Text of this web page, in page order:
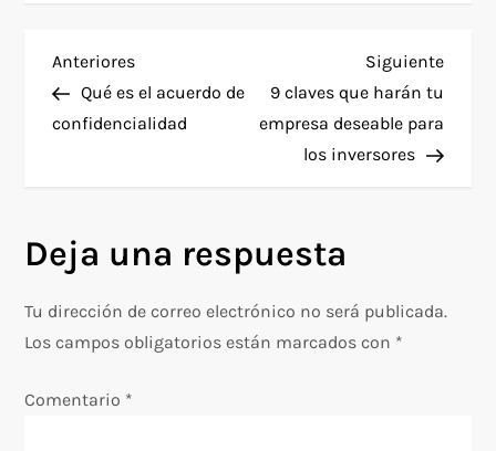
N
a
g
a
Entrada
anterior
Anteriores
Qué es el acuerdo de
confidencialidad
Siguiente
9 claves que harán tu
empresa deseable para
los inversores
Deja una respuesta
Tu dirección de correo electrónico no será publicada.
Los campos obligatorios están marcados con *
Comentario *